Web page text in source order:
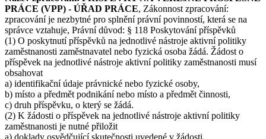
PRÁCE (VPP) - ÚŘAD PRÁCE, Zákonnost zpracování:
zpracování je nezbytné pro splnění právní povinností, která se na
správce vztahuje, Právní důvod: § 118 Poskytování příspěvků
(1) O poskytnutí příspěvků na jednotlivé nástroje aktivní politiky
zaměstnanosti zaměstnavatel nebo fyzická osoba žádá. Žádost o
příspěvek na jednotlivé nástroje aktivní politiky zaměstnanosti musí
obsahovat
a) identifikační údaje právnické nebo fyzické osoby,
b) místo a předmět podnikání nebo místo a předmět činnosti,
c) druh příspěvku, o který se žádá.
(2) K žádosti o příspěvek na jednotlivé nástroje aktivní politiky
zaměstnanosti je nutné přiložit
a) doklady osvědčující skutečnosti uvedené v žádosti,